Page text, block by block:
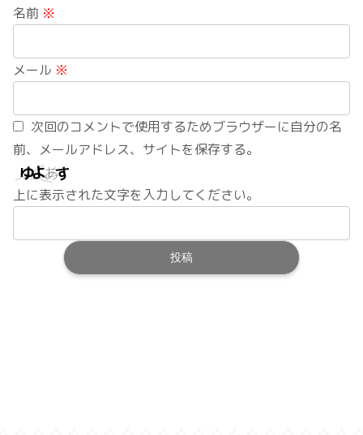
名前 ※
メール ※
次回のコメントで使用するためブラウザーに自分の名
前、メールアドレス、サイトを保存する。
上に表示された文字を入力してください。